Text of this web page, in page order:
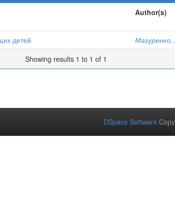
Author(s)
детей
Showing results 1 to 1 of 1
DSpace Software